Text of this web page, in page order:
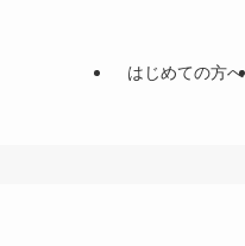
はじめての方へ